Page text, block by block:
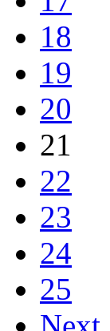
18
19
20
21
22
23
24
25